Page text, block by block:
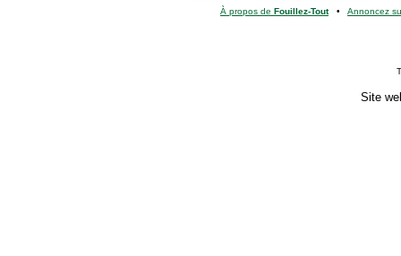
À propos de Fouillez-Tout• Annoncez
Site